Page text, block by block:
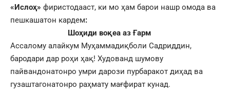
«Ислоҳ» фиристодааст, ки мо ҳам барои нашр омода ва
пешкашатон кардем:
Шоҳиди воқеа аз Ғарм
Ассалому алайкум Муҳаммадиқболи Садриддин,
бародари дар роҳи ҳақ! Худованд шумову
пайвандонатонро умри дарози пурбаракот диҳад ва
гузаштагонатонро раҳмату мағфират кунад.